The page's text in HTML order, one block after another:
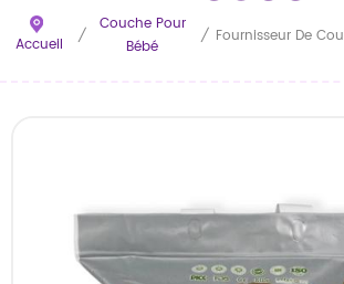
Accueil /
Couche Pour
Bébé
/